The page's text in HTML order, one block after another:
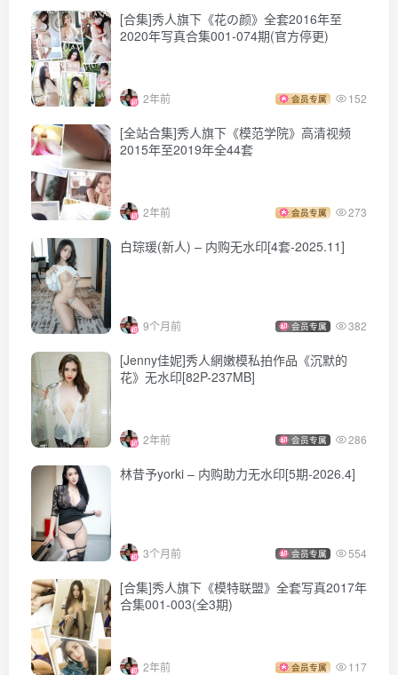
[合集]秀人旗下《花の颜》全套2016年至
2020年写真合集001-074期(官方停更)
2年前 会员专属 152
[全站合集]秀人旗下《模范学院》高清视频
2015年至2019年全44套
2年前 会员专属 273
白琮瑗(新人) – 内购无水印[4套-2025.11]
9个月前 会员专属 382
[Jenny佳妮]秀人網嫩模私拍作品《沉默的
花》无水印[82P-237MB]
2年前 会员专属 286
林昔予yorki – 内购助力无水印[5期-2026.4]
3个月前 会员专属 554
[合集]秀人旗下《模特联盟》全套写真2017年
合集001-003(全3期)
2年前 会员专属 117